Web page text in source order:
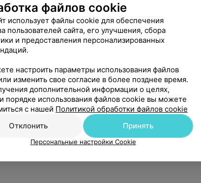
Желаю Клинике женского здоровья успехов и процветания! Еще
файлов cookie
использует файлы cookie для обеспечения
пользователей сайта, его улучшения, сбора
и предоставления персонализированных
настроить параметры использования файлов
изменить свое согласие в более позднее время.
дополнительной информации о целях,
порядке использования файлов cookie вы можете
с нашей Политикой обработки файлов cookie
Отклонить
Принять
Персональные настройки Cookie